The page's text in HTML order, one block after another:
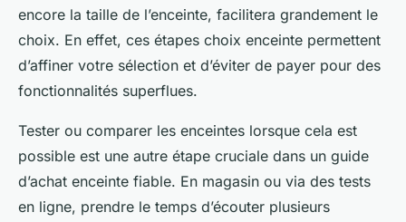
encore la taille de l’enceinte, facilitera grandement le
choix. En effet, ces étapes choix enceinte permettent
d’affiner votre sélection et d’éviter de payer pour des
fonctionnalités superflues.
Tester ou comparer les enceintes lorsque cela est
possible est une autre étape cruciale dans un guide
d’achat enceinte fiable. En magasin ou via des tests
en ligne, prendre le temps d’écouter plusieurs